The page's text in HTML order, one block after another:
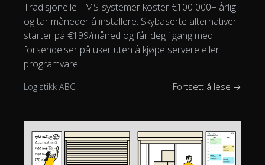
Tradisjonelle TMS-systemer koster €100 000+ årlig
og tar måneder å installere. Skybaserte alternativer
starter på €199/måned og får deg i gang med
forsendelser på uker uten å kjøpe servere eller
programvare.
Logistikk ABC Fortsett å lese →